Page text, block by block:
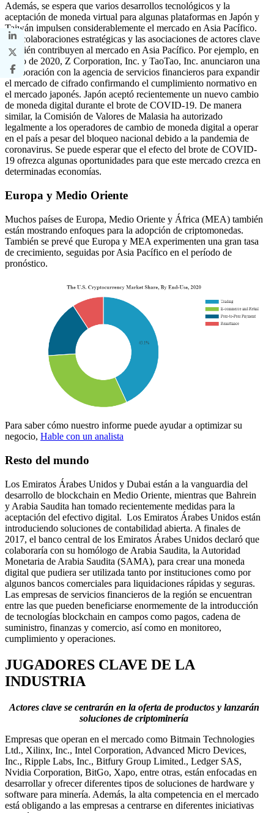
Además, se espera que varios desarrollos tecnológicos y la
aceptación de moneda virtual para algunas plataformas en Japón y
Taiwán impulsen considerablemente el mercado en Asia Pacífico.
Las colaboraciones estratégicas y las asociaciones de actores clave
también contribuyen al mercado en Asia Pacífico. Por ejemplo, en
enero de 2020, Z Corporation, Inc. y TaoTao, Inc. anunciaron una
colaboración con la agencia de servicios financieros para expandir
el mercado de cifrado confirmando el cumplimiento normativo en
el mercado japonés. Japón aceptó recientemente un nuevo cambio
de moneda digital durante el brote de COVID-19. De manera
similar, la Comisión de Valores de Malasia ha autorizado
legalmente a los operadores de cambio de moneda digital a operar
en el país a pesar del bloqueo nacional debido a la pandemia de
coronavirus. Se puede esperar que el efecto del brote de COVID-
19 ofrezca algunas oportunidades para que este mercado crezca en
determinadas economías.
Europa y Medio Oriente
Muchos países de Europa, Medio Oriente y África (MEA) también
están mostrando enfoques para la adopción de criptomonedas.
También se prevé que Europa y MEA experimenten una gran tasa
de crecimiento, seguidas por Asia Pacífico en el período de
pronóstico.
Para saber cómo nuestro informe puede ayudar a optimizar su
negocio, Hable con un analista
Resto del mundo
Los Emiratos Árabes Unidos y Dubai están a la vanguardia del
desarrollo de blockchain en Medio Oriente, mientras que Bahrein
y Arabia Saudita han tomado recientemente medidas para la
aceptación del efectivo digital. Los Emiratos Árabes Unidos están
introduciendo soluciones de contabilidad abierta. A finales de
2017, el banco central de los Emiratos Árabes Unidos declaró que
colaboraría con su homólogo de Arabia Saudita, la Autoridad
Monetaria de Arabia Saudita (SAMA), para crear una moneda
digital que pudiera ser utilizada tanto por instituciones como por
algunos bancos comerciales para liquidaciones rápidas y seguras.
Las empresas de servicios financieros de la región se encuentran
entre las que pueden beneficiarse enormemente de la introducción
de tecnologías blockchain en campos como pagos, cadena de
suministro, finanzas y comercio, así como en monitoreo,
cumplimiento y operaciones.
JUGADORES CLAVE DE LA
INDUSTRIA
Actores clave se centrarán en la oferta de productos y lanzarán
soluciones de criptominería
Empresas que operan en el mercado como Bitmain Technologies
Ltd., Xilinx, Inc., Intel Corporation, Advanced Micro Devices,
Inc., Ripple Labs, Inc., Bitfury Group Limited., Ledger SAS,
Nvidia Corporation, BitGo, Xapo, entre otras, están enfocadas en
desarrollar y ofrecer diferentes tipos de soluciones de hardware y
software para minería. Además, la alta competencia en el mercado
está obligando a las empresas a centrarse en diferentes iniciativas